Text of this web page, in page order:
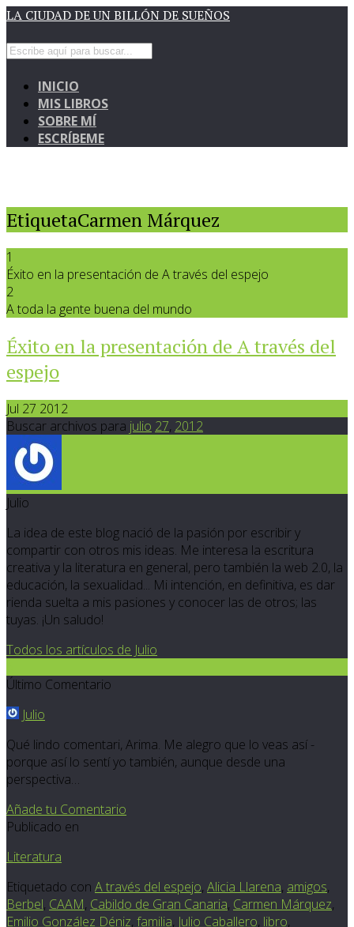
LA CIUDAD DE UN BILLÓN DE SUEÑOS
INICIO
MIS LIBROS
SOBRE MÍ
ESCRÍBEME
EtiquetaCarmen Márquez
1
Éxito en la presentación de A través del espejo
2
A toda la gente buena del mundo
Éxito en la presentación de A través del
espejo
Jul 27 2012
Buscar archivos para julio 27, 2012
Julio
La idea de este blog nació de la pasión por escribir y
compartir con otros mis ideas. Me interesa la escritura
creativa y la literatura en general, pero también la web 2.0, la
educación, la sexualidad... Mi intención, en definitiva, es dar
rienda suelta a mis pasiones y conocer las de otros; las
tuyas. ¡Un saludo!
Todos los artículos de Julio
Último Comentario
Julio
Qué lindo comentari, Arima. Me alegro que lo veas así -
porque así lo sentí yo también, aunque desde una
perspectiva…
Añade tu Comentario
Publicado en
Literatura
Etiquetado con A través del espejo, Alicia Llarena, amigos,
Berbel, CAAM, Cabildo de Gran Canaria, Carmen Márquez,
Emilio González Déniz, familia, Julio Caballero, libro,